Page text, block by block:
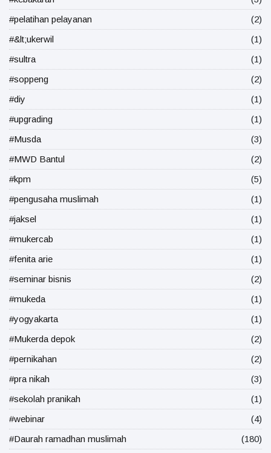
#pelatihan pelayanan
(2)
#&lt;ukerwil
(1)
#sultra
(1)
#soppeng
(2)
#diy
(1)
#upgrading
(1)
#Musda
(3)
#MWD Bantul
(2)
#kpm
(5)
#pengusaha muslimah
(1)
#jaksel
(1)
#mukercab
(1)
#fenita arie
(1)
#seminar bisnis
(2)
#mukeda
(1)
#yogyakarta
(1)
#Mukerda depok
(2)
#pernikahan
(2)
#pra nikah
(3)
#sekolah pranikah
(1)
#webinar
(4)
#Daurah ramadhan muslimah
(180)